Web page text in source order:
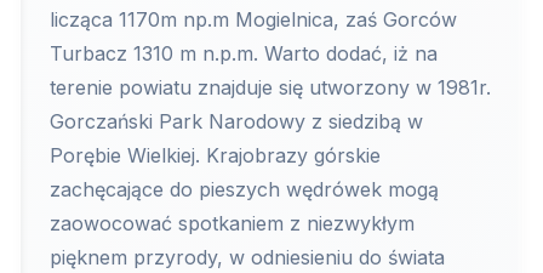
licząca 1170m np.m Mogielnica, zaś Gorców
Turbacz 1310 m n.p.m. Warto dodać, iż na
terenie powiatu znajduje się utworzony w 1981r.
Gorczański Park Narodowy z siedzibą w
Porębie Wielkiej. Krajobrazy górskie
zachęcające do pieszych wędrówek mogą
zaowocować spotkaniem z niezwykłym
pięknem przyrody, w odniesieniu do świata